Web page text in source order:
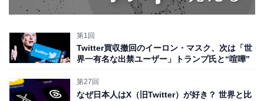
第1回
Twitter買収撤回のイーロン・マスク、次は「世
界一有名な出禁ユーザー」トランプ氏と“喧嘩”
第27回
なぜ日本人はX（旧Twitter）が好き？ 世界と比